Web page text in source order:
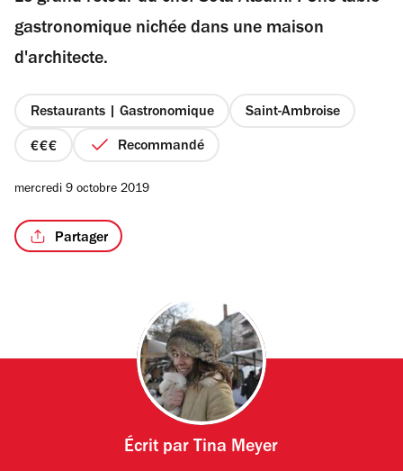
étoiles
gastronomique nichée dans une maison
d'architecte.
Restaurants | Gastronomique Saint-Ambroise
prix
4
Recommandé
mercredi 9 octobre 2019
Partager
Écrit par Tina Meyer